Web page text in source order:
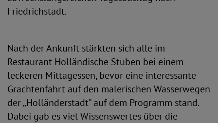
Friedrichstadt.
Nach der Ankunft stärkten sich alle im
Restaurant Holländische Stuben bei einem
leckeren Mittagessen, bevor eine interessante
Grachtenfahrt auf den malerischen Wasserwegen
der „Holländerstadt“ auf dem Programm stand.
Dabei gab es viel Wissenswertes über die